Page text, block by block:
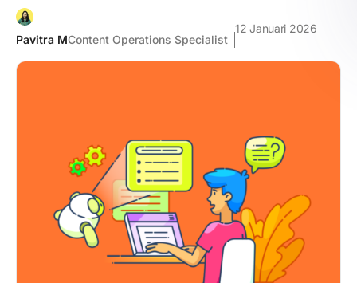
Pavitra MContent Operations Specialist
12 Januari 2026